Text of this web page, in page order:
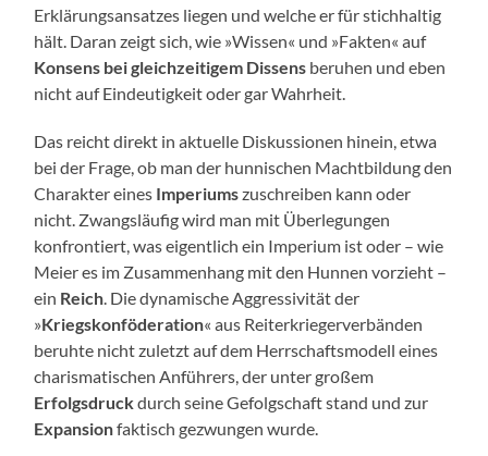
Erklärungsansatzes liegen und welche er für stichhaltig
hält. Daran zeigt sich, wie »Wissen« und »Fakten« auf
Konsens bei gleichzeitigem Dissens beruhen und eben
nicht auf Eindeutigkeit oder gar Wahrheit.
Das reicht direkt in aktuelle Diskussionen hinein, etwa
bei der Frage, ob man der hunnischen Machtbildung den
Charakter eines Imperiumszuschreiben kann oder
nicht. Zwangsläufig wird man mit Überlegungen
konfrontiert, was eigentlich ein Imperium ist oder – wie
Meier es im Zusammenhang mit den Hunnen vorzieht –
ein Reich . Die dynamische Aggressivität der
»Kriegskonföderation« aus Reiterkriegerverbänden
beruhte nicht zuletzt auf dem Herrschaftsmodell eines
charismatischen Anführers, der unter großem
Erfolgsdruckdurch seine Gefolgschaft stand und zur
Expansionfaktisch gezwungen wurde.